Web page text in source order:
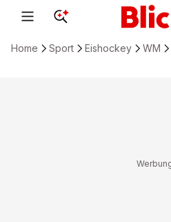
Home Sport Eishockey WM